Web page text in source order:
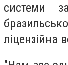
системи
ліцензійна